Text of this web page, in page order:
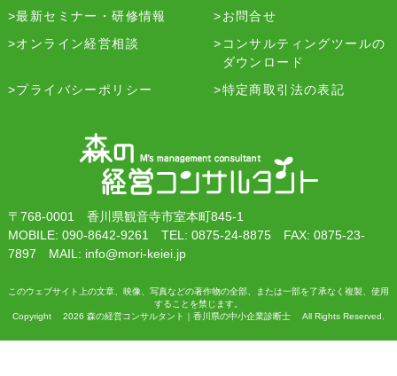
最新セミナー・研修情報
お問合せ
オンライン経営相談
コンサルティングツールの
ダウンロード
プライバシーポリシー
特定商取引法の表記
〒768-0001 香川県観音寺市室本町845-1
MOBILE: 090-8642-9261 TEL: 0875-24-8875 FAX: 0875-23-
7897 MAIL: info@mori-keiei.jp
このウェブサイト上の文章、映像、写真などの著作物の全部、または一部を了承なく複製、使用
することを禁じます。
Copyright 2026 森の経営コンサルタント｜香川県の中小企業診断士 All Rights Reserved.